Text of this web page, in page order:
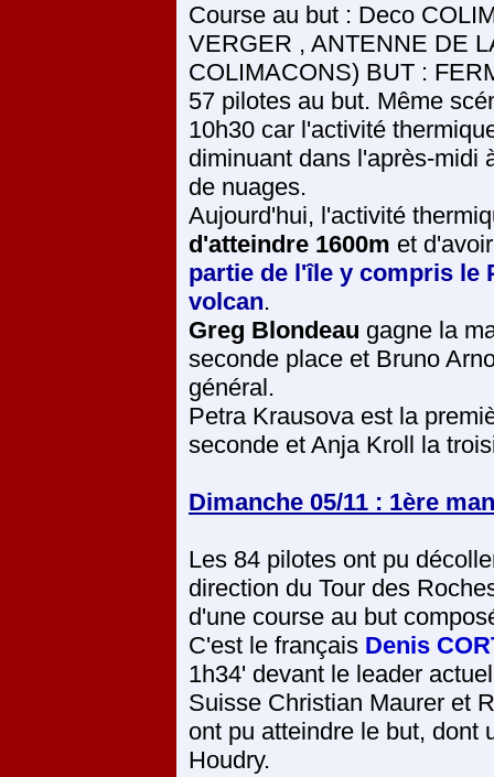
Course au but : Deco
VERGER , ANTENNE DE
COLIMACONS) BUT :
57 pilotes au but. Même
10h30 car l'activité
diminuant dans l'après-midi
de nuages.
Aujourd'hui, l'activité
d'atteindre 1600m et
partie de l'île y compris le
volcan.
Greg Blondeau gagne la
seconde place et Bruno
général.
Petra Krausova est la
seconde et Anja Kroll la
Dimanche 05/11 : 1ère
Les 84 pilotes ont pu
direction du Tour des
d'une course au but
C'est le français Denis
1h34' devant le leader
Suisse Christian Maurer et
ont pu atteindre le but, dont
Houdry.